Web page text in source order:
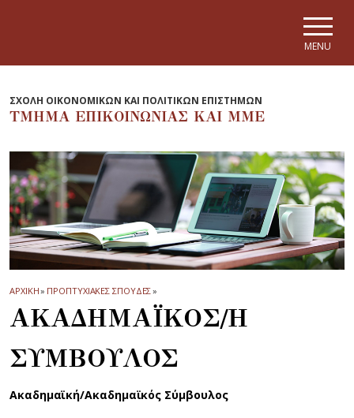
MENU
ΣΧΟΛΗ ΟΙΚΟΝΟΜΙΚΩΝ ΚΑΙ ΠΟΛΙΤΙΚΩΝ ΕΠΙΣΤΗΜΩΝ
ΤΜΗΜΑ EΠΙΚΟΙΝΩΝΙΑΣ ΚΑΙ ΜΜΕ
ΑΡΧΙΚΗ» ΠΡΟΠΤΥΧΙΑΚΕΣ ΣΠΟΥΔΕΣ»
ΑΚΑΔΗΜΑΪΚΟΣ/Η
ΣΥΜΒΟΥΛΟΣ
Ακαδημαϊκή/Ακαδημαϊκός Σύμβουλος